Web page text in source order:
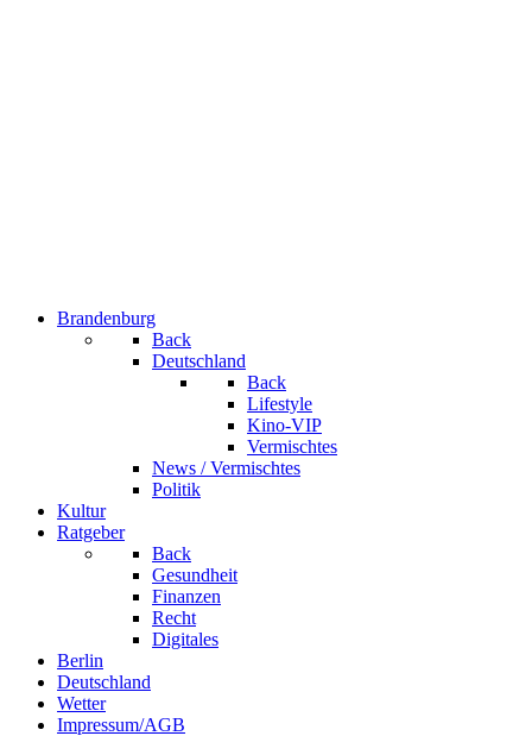
Brandenburg
Back
Deutschland
Back
Lifestyle
Kino-VIP
Vermischtes
News / Vermischtes
Politik
Kultur
Ratgeber
Back
Gesundheit
Finanzen
Recht
Digitales
Berlin
Deutschland
Wetter
Impressum/AGB